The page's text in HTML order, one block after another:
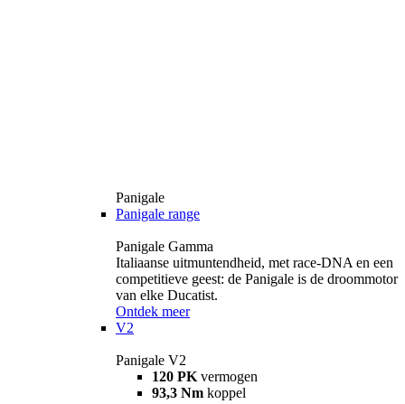
Panigale
Panigale range
Panigale Gamma
Italiaanse uitmuntendheid, met race-DNA en een
competitieve geest: de Panigale is de droommotor
van elke Ducatist.
Ontdek meer
V2
Panigale V2
120 PK vermogen
93,3 Nm koppel